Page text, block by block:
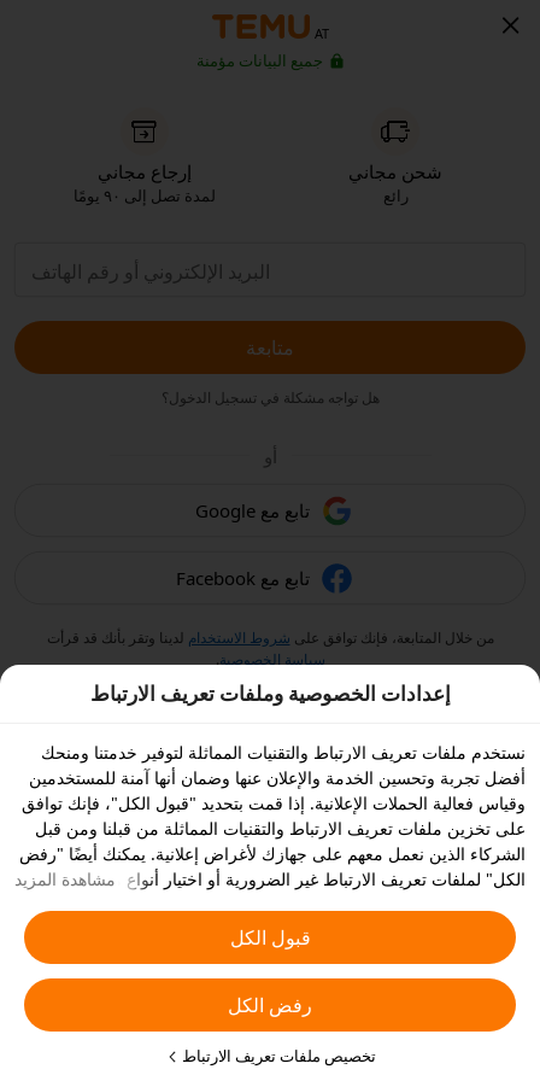
AT
جميع البيانات مؤمنة
شحن مجاني
رائع
إرجاع مجاني
لمدة تصل إلى ٩٠ يومًا
متابعة
هل تواجه مشكلة في تسجيل الدخول؟
أو
تابع مع Google
تابع مع Facebook
من خلال المتابعة، فإنك توافق على شروط الاستخدام لدينا وتقر بأنك قد قرأت
سياسة الخصوصية.
إعدادات الخصوصية وملفات تعريف الارتباط
نستخدم ملفات تعريف الارتباط والتقنيات المماثلة لتوفير خدمتنا ومنحك
أفضل تجربة وتحسين الخدمة والإعلان عنها وضمان أنها آمنة للمستخدمين
وقياس فعالية الحملات الإعلانية. إذا قمت بتحديد "قبول الكل"، فإنك توافق
على تخزين ملفات تعريف الارتباط والتقنيات المماثلة من قبلنا ومن قبل
الشركاء الذين نعمل معهم على جهازك لأغراض إعلانية. يمكنك أيضًا "رفض
الكل" لملفات تعريف الارتباط غير الضرورية أو اختيار أنواع ملفات تعريف
تعريف الارتباط" أدناه أو في أي وقت من إعدادات الخصوصية الخاصة بك.
يمكنك الاطلاع على
سياسة ملفات تعريف الارتباط والتقنيات المشابهة
للحصول على المزيد من التفاصيل.
مشاهدة المزيد
قبول الكل
رفض الكل
تخصيص ملفات تعريف الارتباط